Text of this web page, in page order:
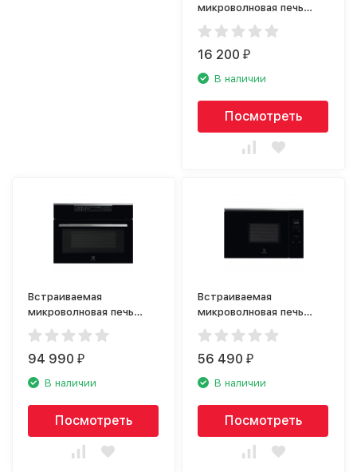
микроволновая печь
Maunfeld MBMO.20.8GW
16 200₽
В наличии
Посмотреть
Встраиваемая
микроволновая печь
Electrolux VKK8E00X
94 990₽
В наличии
Посмотреть
Встраиваемая
микроволновая печь
Electrolux KMFE172TEX
56 490₽
В наличии
Посмотреть